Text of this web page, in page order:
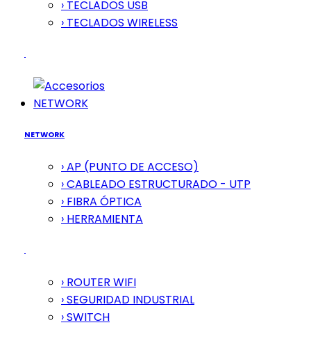
› TECLADOS USB
› TECLADOS WIRELESS
NETWORK
NETWORK
› AP (PUNTO DE ACCESO)
› CABLEADO ESTRUCTURADO - UTP
› FIBRA ÓPTICA
› HERRAMIENTA
› ROUTER WIFI
› SEGURIDAD INDUSTRIAL
› SWITCH